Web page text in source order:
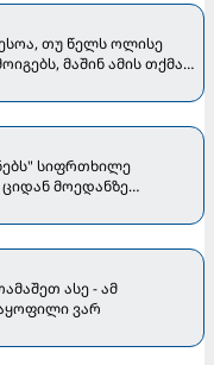
თუ წელს ოლისე
მაშინ ამის თქმა
სიფრთხილე
მოედანზე
ასე - ამ
ვარ